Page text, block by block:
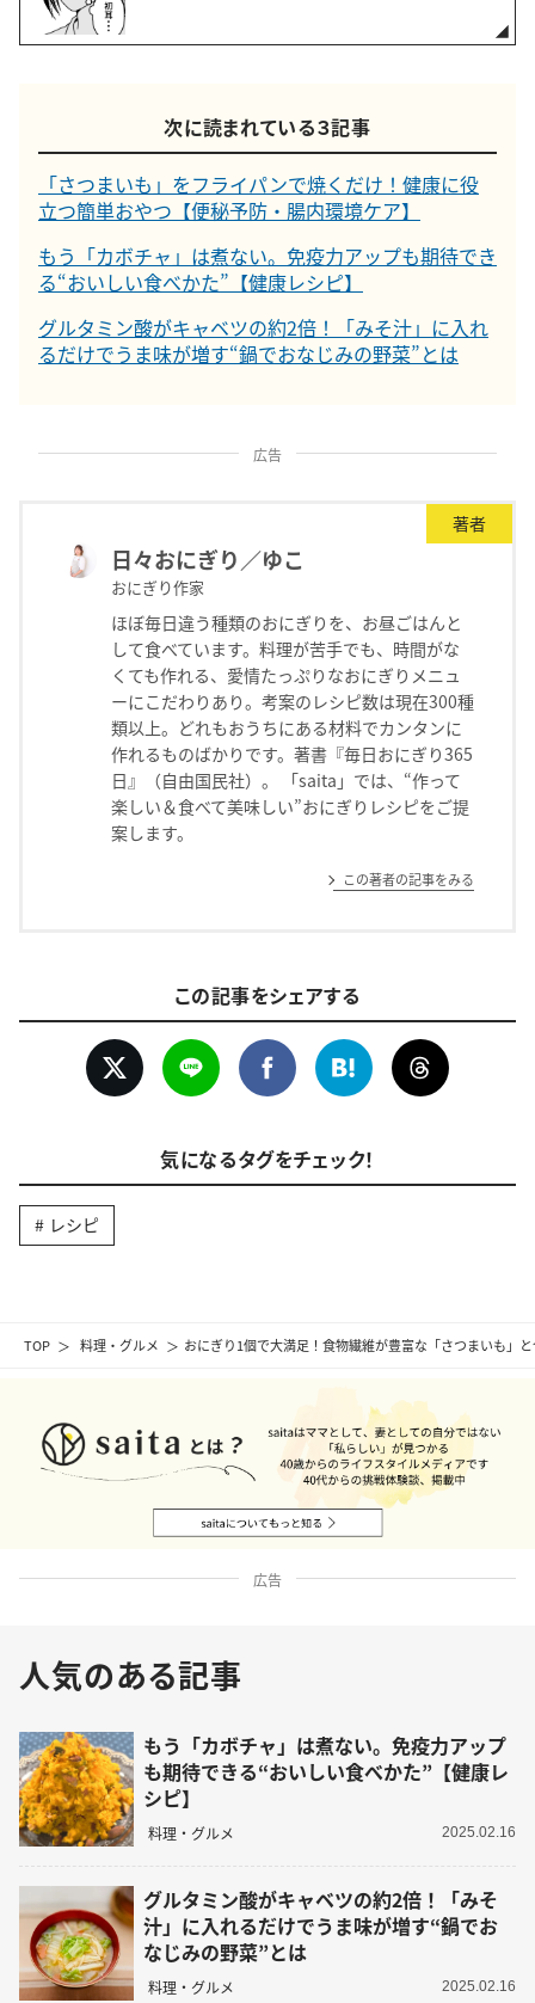
TOP 料理・グルメ おにぎり1個で大満足！食物繊維が豊富な「さつまいも」
次に読まれている３記事
「さつまいも」をフライパンで焼くだけ！健康に役
立つ簡単おやつ【便秘予防・腸内環境ケア】
もう「カボチャ」は煮ない。免疫力アップも期待でき
る“おいしい食べかた”【健康レシピ】
グルタミン酸がキャベツの約2倍！「みそ汁」に入れ
るだけでうま味が増す“鍋でおなじみの野菜”とは
広告
著者
日々おにぎり／ゆこ
おにぎり作家
ほぼ毎日違う種類のおにぎりを、お昼ごはんと
して食べています。料理が苦手でも、時間がな
くても作れる、愛情たっぷりなおにぎりメニュ
ーにこだわりあり。考案のレシピ数は現在300種
類以上。どれもおうちにある材料でカンタンに
作れるものばかりです。著書『毎日おにぎり365
日』（自由国民社）。 「saita」では、“作って
楽しい＆食べて美味しい”おにぎりレシピをご提
案します。
この著者の記事をみる
この記事をシェアする
気になるタグをチェック！
レシピ
広告
人気のある記事
もう「カボチャ」は煮ない。免疫力アップ
も期待できる“おいしい食べかた”【健康レ
シピ】
料理・グルメ 2025.02.16
グルタミン酸がキャベツの約2倍！「みそ
汁」に入れるだけでうま味が増す“鍋でお
なじみの野菜”とは
料理・グルメ 2025.02.16